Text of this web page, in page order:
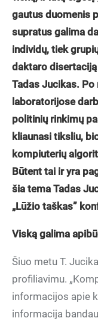
gautus duomenis
supratus galima
individų, tiek
daktaro
Tadas Jucikas.
laboratorijose
politinių rinkimų
kliaunasi tiksliu,
kompiuterių
Būtent tai ir yra
šia tema Tadas
„Lūžio taškas”
Viską galima
Šiuo metu T.
profiliavimu.
informacijos apie
informacija